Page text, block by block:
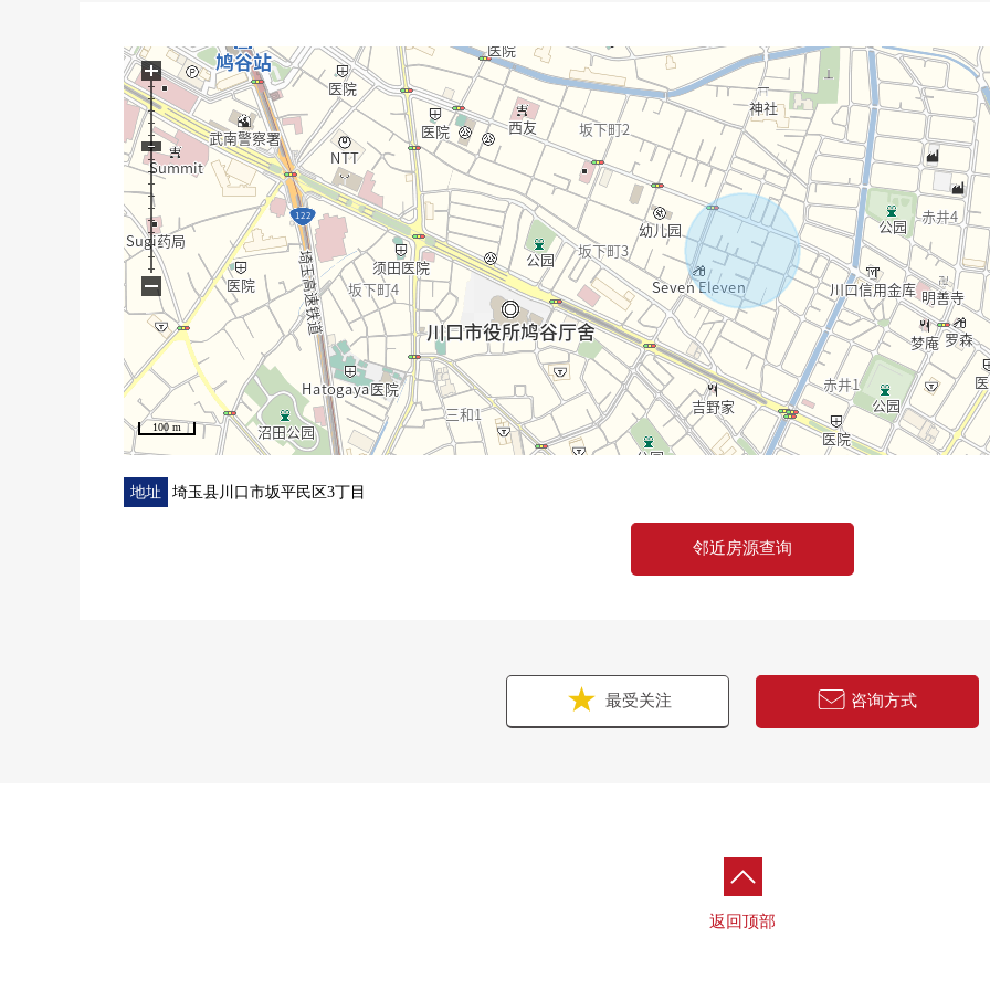
・西友鸠谷店/约450m
・７－ＥＬＥＶＥｎ鸠谷坂下3丁目商店/约50m
■ 在找想要的家方面给予帮助的━━━━━・・・
房源的详细、需讨论是如有意向，请跟我们联系。
100 m
+
−
地址 埼玉县川口市坂平民区3丁目
邻近房源查询
最受关注 咨询方式
返回顶部